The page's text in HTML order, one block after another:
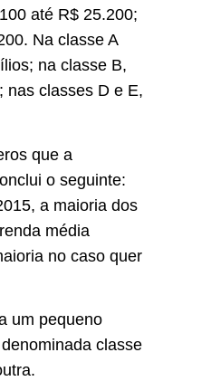
até R$ 25.200;
Na classe A
na classe B,
nas classes D e E,
que a
o seguinte:
a maioria dos
média
no caso quer
um pequeno
classe